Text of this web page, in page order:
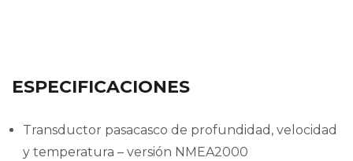
ESPECIFICACIONES
Transductor pasacasco de profundidad, velocidad
y temperatura – versión NMEA2000